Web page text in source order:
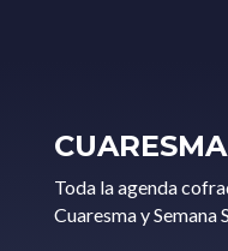
Toda la agenda
Cuaresma y Semana